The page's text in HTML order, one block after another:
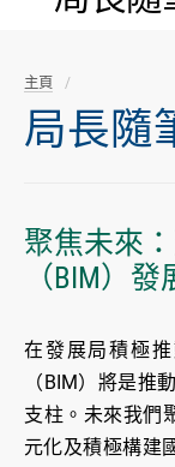
主頁
局長隨
聚焦未來
（BIM）
在發展局積極
（BIM）將是推
支柱。未來我們
元化及積極構建